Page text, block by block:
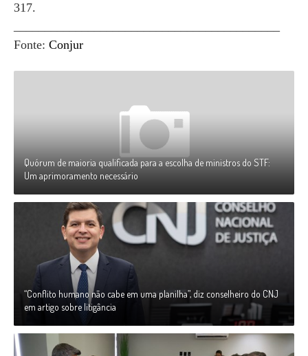
317.
Fonte: Conjur
Quórum de maioria qualificada para a escolha de ministros do STF:
Um aprimoramento necessário
“Conflito humano não cabe em uma planilha”, diz conselheiro do CNJ
em artigo sobre litigância